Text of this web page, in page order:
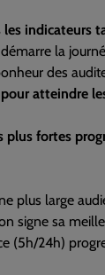
indicateurs
la
des
atteindre
fortes
plus large
signe sa
(5h/24h)